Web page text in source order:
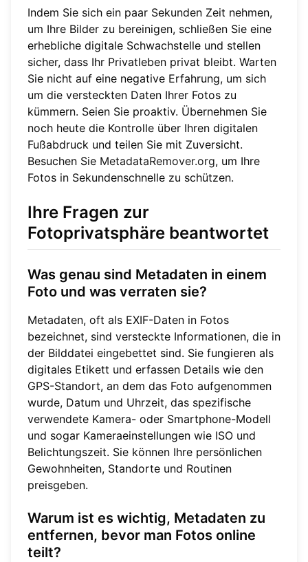
Indem Sie sich ein paar Sekunden Zeit nehmen,
um Ihre Bilder zu bereinigen, schließen Sie eine
erhebliche digitale Schwachstelle und stellen
sicher, dass Ihr Privatleben privat bleibt. Warten
Sie nicht auf eine negative Erfahrung, um sich
um die versteckten Daten Ihrer Fotos zu
kümmern. Seien Sie proaktiv. Übernehmen Sie
noch heute die Kontrolle über Ihren digitalen
Fußabdruck und teilen Sie mit Zuversicht.
Besuchen Sie MetadataRemover.org, um Ihre
Fotos in Sekundenschnelle zu schützen.
Ihre Fragen zur
Fotoprivatsphäre beantwortet
Was genau sind Metadaten in einem
Foto und was verraten sie?
Metadaten, oft als EXIF-Daten in Fotos
bezeichnet, sind versteckte Informationen, die in
der Bilddatei eingebettet sind. Sie fungieren als
digitales Etikett und erfassen Details wie den
GPS-Standort, an dem das Foto aufgenommen
wurde, Datum und Uhrzeit, das spezifische
verwendete Kamera- oder Smartphone-Modell
und sogar Kameraeinstellungen wie ISO und
Belichtungszeit. Sie können Ihre persönlichen
Gewohnheiten, Standorte und Routinen
preisgeben.
Warum ist es wichtig, Metadaten zu
entfernen, bevor man Fotos online
teilt?